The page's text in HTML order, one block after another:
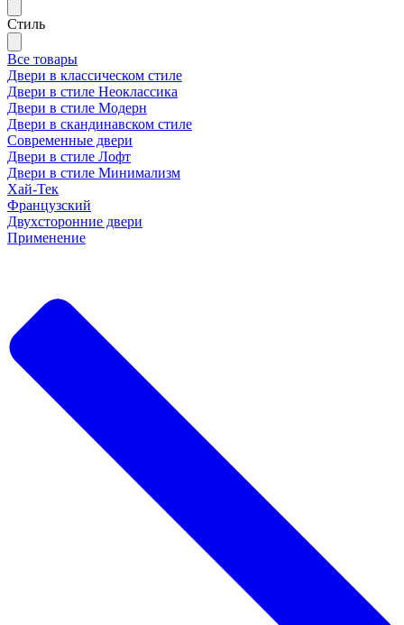
Стиль
Все товары
Двери в классическом стиле
Двери в стиле Неоклассика
Двери в стиле Модерн
Двери в скандинавском стиле
Современные двери
Двери в стиле Лофт
Двери в стиле Минимализм
Хай-Тек
Французский
Двухсторонние двери
Применение